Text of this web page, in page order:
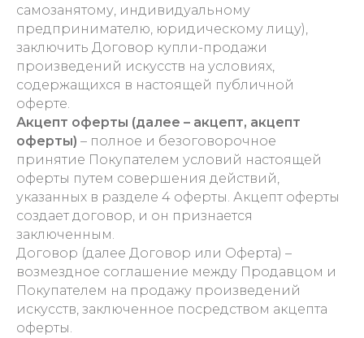
самозанятому, индивидуальному
предпринимателю, юридическому лицу),
заключить Договор купли-продажи
произведений искусств на условиях,
содержащихся в настоящей публичной
оферте.
Акцепт оферты (далее – акцепт, акцепт
оферты) – полное и безоговорочное
принятие Покупателем условий настоящей
оферты путем совершения действий,
указанных в разделе 4 оферты. Акцепт оферты
создает договор, и он признается
заключенным.
Договор (далее Договор или Оферта) –
возмездное соглашение между Продавцом и
Покупателем на продажу произведений
искусств, заключенное посредством акцепта
оферты.